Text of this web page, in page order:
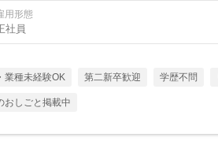
用形態
社員
業種未経験OK 第二新卒歓迎 学歴不問
おしごと掲載中